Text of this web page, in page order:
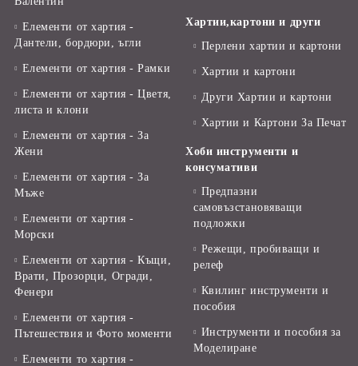
Елементи от хартия -
Дантели, бордюри, ъгли
Елементи от хартия - Рамки
Елементи от хартия - Цветя,
листа и клони
Елементи от хартия - За
Жени
Елементи от хартия - За
Мъже
Елементи от хартия -
Морски
Елементи от хартия - Къщи,
Врати, Прозорци, Огради,
Фенери
Елементи от хартия -
Пътешествия и Фото моменти
Елементи то хартия -
Хартии,картони и други
Перлени хартии и картони
Хартии и картони
Други Хартии и картони
Хартии и Картони За Печат
Хоби инструменти и
консумативи
Предпазни
самовъзстановяващи
подложки
Режещи, пробиващи и
релеф
Квилинг инструменти и
пособия
Инструменти и пособия за
Моделиране